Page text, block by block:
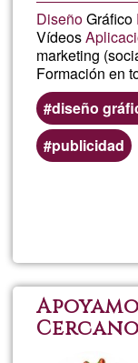
DiseñoGráfico
Vídeos
marketing
Formación en
diseño
publicidad
Cercano